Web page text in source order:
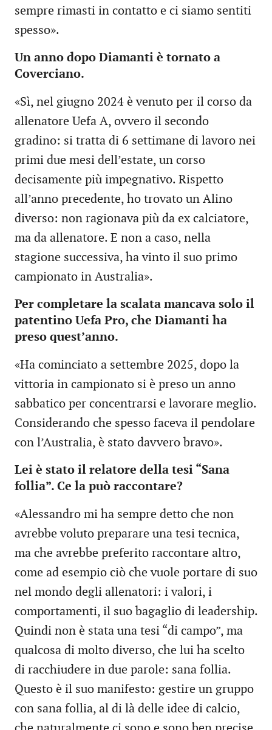
sempre rimasti in contatto e ci siamo sentiti
spesso».
Un anno dopo Diamanti è tornato a
Coverciano.
«Sì, nel giugno 2024 è venuto per il corso da
allenatore Uefa A, ovvero il secondo
gradino: si tratta di 6 settimane di lavoro nei
primi due mesi dell’estate, un corso
decisamente più impegnativo. Rispetto
all’anno precedente, ho trovato un Alino
diverso: non ragionava più da ex calciatore,
ma da allenatore. E non a caso, nella
stagione successiva, ha vinto il suo primo
campionato in Australia».
Per completare la scalata mancava solo il
patentino Uefa Pro, che Diamanti ha
preso quest’anno.
«Ha cominciato a settembre 2025, dopo la
vittoria in campionato si è preso un anno
sabbatico per concentrarsi e lavorare meglio.
Considerando che spesso faceva il pendolare
con l’Australia, è stato davvero bravo».
Lei è stato il relatore della tesi “Sana
follia”. Ce la può raccontare?
«Alessandro mi ha sempre detto che non
avrebbe voluto preparare una tesi tecnica,
ma che avrebbe preferito raccontare altro,
come ad esempio ciò che vuole portare di suo
nel mondo degli allenatori: i valori, i
comportamenti, il suo bagaglio di leadership.
Quindi non è stata una tesi “di campo”, ma
qualcosa di molto diverso, che lui ha scelto
di racchiudere in due parole: sana follia.
Questo è il suo manifesto: gestire un gruppo
con sana follia, al di là delle idee di calcio,